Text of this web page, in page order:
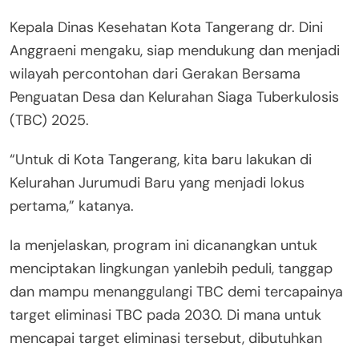
Kepala Dinas Kesehatan Kota Tangerang dr. Dini
Anggraeni mengaku, siap mendukung dan menjadi
wilayah percontohan dari Gerakan Bersama
Penguatan Desa dan Kelurahan Siaga Tuberkulosis
(TBC) 2025.
“Untuk di Kota Tangerang, kita baru lakukan di
Kelurahan Jurumudi Baru yang menjadi lokus
pertama,” katanya.
Ia menjelaskan, program ini dicanangkan untuk
menciptakan lingkungan yanlebih peduli, tanggap
dan mampu menanggulangi TBC demi tercapainya
target eliminasi TBC pada 2030. Di mana untuk
mencapai target eliminasi tersebut, dibutuhkan